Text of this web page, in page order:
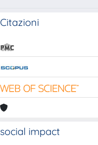
Citazioni
social impact